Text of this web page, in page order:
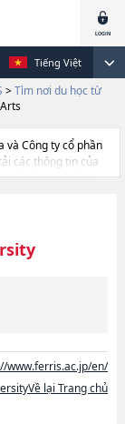
Tiếng Việt
> Tìm nơi du học từ
và Công ty cổ phần
các thông tin của
ngắn hạn, trường
Liberal Arts, thông
như số lượng
dẫn địa điểm
www.ferris.ac.jp/en/
lại Trang chủ